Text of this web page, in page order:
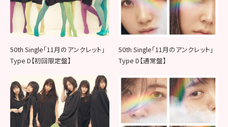
50th Single「11月のアンクレット」
Type D【初回限定盤】
50th Single「11月のアンクレット」
Type D【通常盤】